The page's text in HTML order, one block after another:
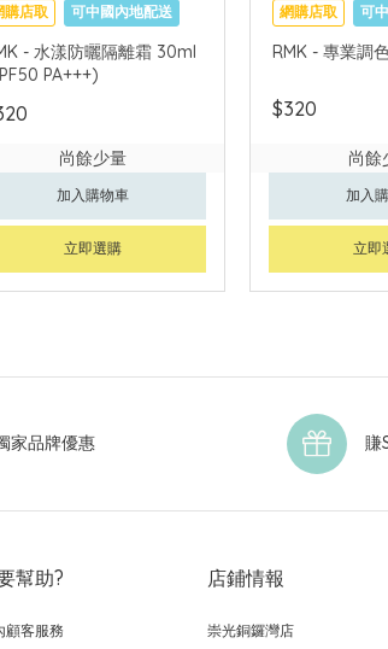
購店取 可中國內地配送
- 水漾防曬隔離霜 30ml
PA+++)
尚餘少量
加入購物車
立即選購
網購店取 可
RMK - 專業調
$320
尚餘
加入
立即
家品牌優惠 賺
幫助?
顧客服務
店鋪情報
崇光銅鑼灣店